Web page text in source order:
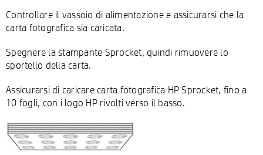
Controllare il vassoio di alimentazione e assicurarsi che la
carta fotografica sia caricata.
Spegnere la stampante Sprocket, quindi rimuovere lo
sportello della carta.
Assicurarsi di caricare carta fotografica HP Sprocket, fino a
10 fogli, con i logo HP rivolti verso il basso.